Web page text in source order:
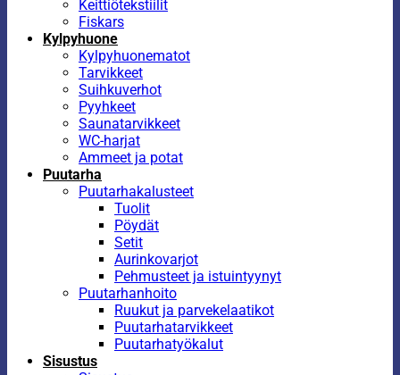
Keittiötekstiilit
Fiskars
Kylpyhuone
Kylpyhuonematot
Tarvikkeet
Suihkuverhot
Pyyhkeet
Saunatarvikkeet
WC-harjat
Ammeet ja potat
Puutarha
Puutarhakalusteet
Tuolit
Pöydät
Setit
Aurinkovarjot
Pehmusteet ja istuintyynyt
Puutarhanhoito
Ruukut ja parvekelaatikot
Puutarhatarvikkeet
Puutarhatyökalut
Sisustus